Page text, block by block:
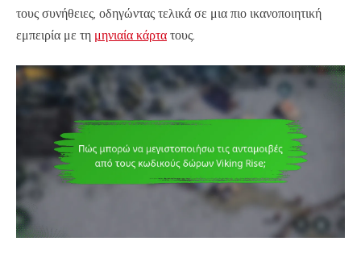
τους συνήθειες, οδηγώντας τελικά σε μια πιο ικανοποιητική
εμπειρία με τη μηνιαία κάρτα τους.